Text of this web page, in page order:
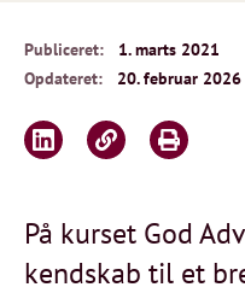
Publiceret:
1. marts 2021
Opdateret:
20. februar 2026
På kurset God
kendskab til et